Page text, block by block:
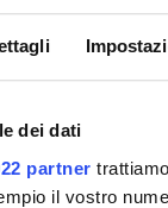
dei dati
partner
il vostro